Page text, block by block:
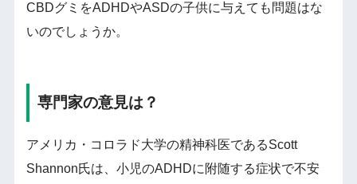
CBDグミをADHDやASDの子供に与えても問題はな
いのでしょうか。
専門家の意見は？
アメリカ・コロラド大学の精神科医であるScott
Shannon氏は、小児のADHDに附随する症状で不安